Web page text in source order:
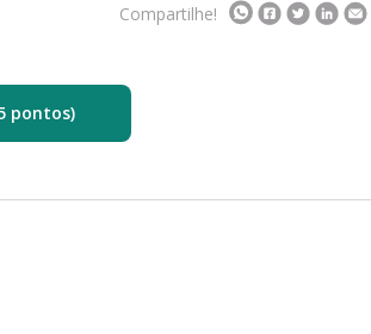
Compartilhe!
pontos)